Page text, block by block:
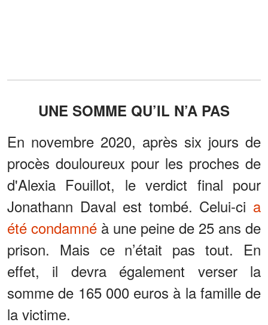
UNE SOMME QU’IL N’A PAS
En novembre 2020, après six jours de
procès douloureux pour les proches de
d'Alexia Fouillot, le verdict final pour
Jonathann Daval est tombé. Celui-ci a
été condamné à une peine de 25 ans de
prison. Mais ce n’était pas tout. En
effet, il devra également verser la
somme de 165 000 euros à la famille de
la victime.